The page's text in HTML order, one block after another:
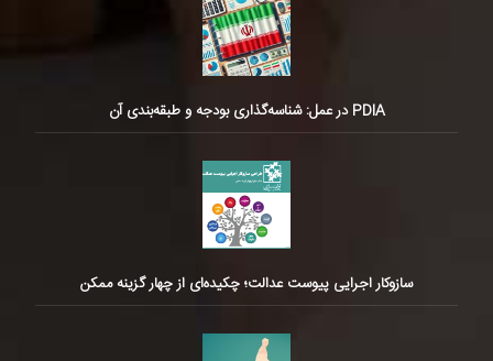
PDIA در عمل: شناسه‌گذاری بودجه و طبقه‌بندی آن
سازوکار اجرایی پیوست عدالت؛ چکیده‌ای از چهار گزینه ممکن